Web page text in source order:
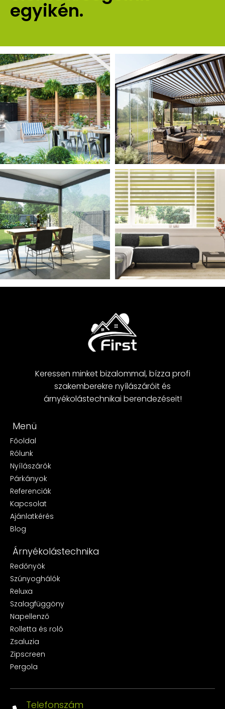
egyikén.
Keressen minket bizalommal, bízza profi
szakemberekre nyílászáróit és
árnyékolástechnikai berendezéseit!
Menü
Főoldal
Rólunk
Nyílászárók
Párkányok
Referenciák
Kapcsolat
Ajánlatkérés
Blog
Árnyékolástechnika
Redőnyök
Szúnyoghálók
Reluxa
Szalagfüggöny
Napellenző
Rolletta és roló
Zsaluzia
Zipscreen
Pergola
Telefonszám